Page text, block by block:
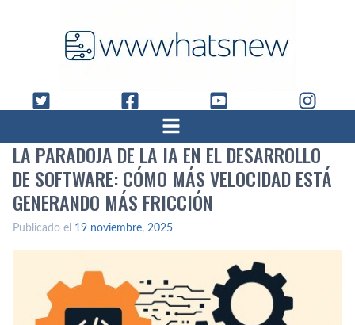
LA PARADOJA DE LA IA EN EL DESARROLLO
DE SOFTWARE: CÓMO MÁS VELOCIDAD ESTÁ
GENERANDO MÁS FRICCIÓN
Publicado el 19 noviembre, 2025